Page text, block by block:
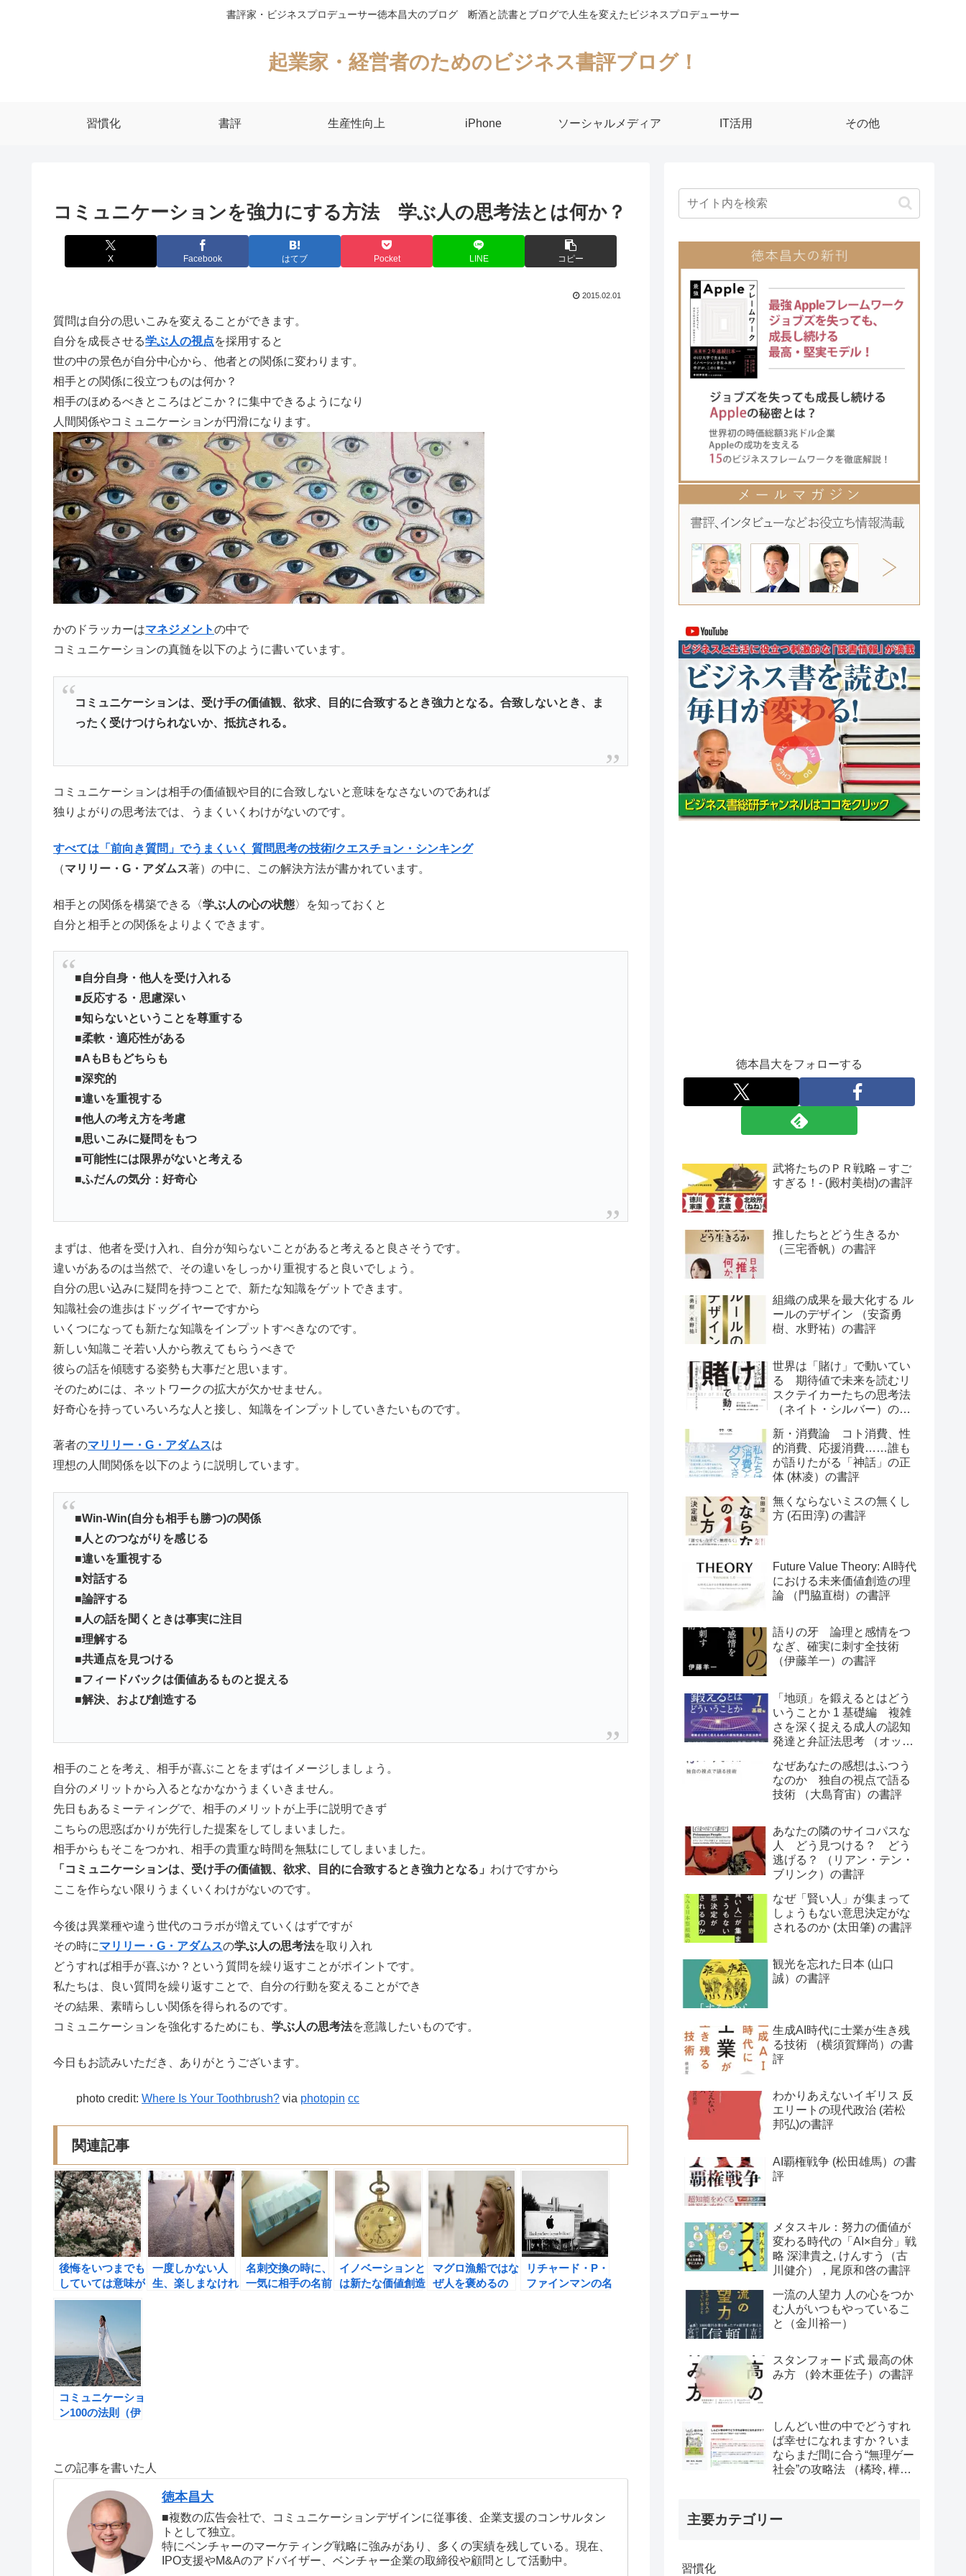
書評家・ビジネスプロデューサー徳本昌大のブログ 断酒と読書とブログで人生を変えたビジネスプロデューサー
起業家・経営者のためのビジネス書評ブログ！
習慣化 書評 生産性向上 iPhone ソーシャルメディア IT活用 その他
コミュニケーションを強力にする方法 学ぶ人の思考法とは何か？
X Facebook はてブ Pocket LINE コピー
2015.02.01
質問は自分の思いこみを変えることができます。
自分を成長させる学ぶ人の視点を採用すると
世の中の景色が自分中心から、他者との関係に変わります。
相手との関係に役立つものは何か？
相手のほめるべきところはどこか？に集中できるようになり
人間関係やコミュニケーションが円滑になります。
かのドラッカーはマネジメントの中で
コミュニケーションの真髄を以下のように書いています。
コミュニケーションは、受け手の価値観、欲求、目的に合致するとき強力となる。合致しないとき、ま
ったく受けつけられないか、抵抗される。
コミュニケーションは相手の価値観や目的に合致しないと意味をなさないのであれば
独りよがりの思考法では、うまくいくわけがないのです。
すべては「前向き質問」でうまくいく 質問思考の技術/クエスチョン・シンキング
（マリリー・G・アダムス著）の中に、この解決方法が書かれています。
相手との関係を構築できる〈学ぶ人の心の状態〉を知っておくと
自分と相手との関係をよりよくできます。
■自分自身・他人を受け入れる
■反応する・思慮深い
■知らないということを尊重する
■柔軟・適応性がある
■AもBもどちらも
■深究的
■違いを重視する
■他人の考え方を考慮
■思いこみに疑問をもつ
■可能性には限界がないと考える
■ふだんの気分：好奇心
まずは、他者を受け入れ、自分が知らないことがあると考えると良さそうです。
違いがあるのは当然で、その違いをしっかり重視すると良いでしょう。
自分の思い込みに疑問を持つことで、新たな知識をゲットできます。
知識社会の進歩はドッグイヤーですから
いくつになっても新たな知識をインプットすべきなのです。
新しい知識こそ若い人から教えてもらうべきで
彼らの話を傾聴する姿勢も大事だと思います。
そのためには、ネットワークの拡大が欠かせません。
好奇心を持っていろいろな人と接し、知識をインプットしていきたいものです。
著者のマリリー・G・アダムスは
理想の人間関係を以下のように説明しています。
■Win-Win(自分も相手も勝つ)の関係
■人とのつながりを感じる
■違いを重視する
■対話する
■論評する
■人の話を聞くときは事実に注目
■理解する
■共通点を見つける
■フィードバックは価値あるものと捉える
■解決、および創造する
相手のことを考え、相手が喜ぶことをまずはイメージしましょう。
自分のメリットから入るとなかなかうまくいきません。
先日もあるミーティングで、相手のメリットが上手に説明できず
こちらの思惑ばかりが先行した提案をしてしまいました。
相手からもそこをつかれ、相手の貴重な時間を無駄にしてしまいました。
「コミュニケーションは、受け手の価値観、欲求、目的に合致するとき強力となる」 わけですから
ここを作らない限りうまくいくわけがないのです。
今後は異業種や違う世代のコラボが増えていくはずですが
その時にマリリー・G・アダムスの学ぶ人の思考法を取り入れ
どうすれば相手が喜ぶか？という質問を繰り返すことがポイントです。
私たちは、良い質問を繰り返すことで、自分の行動を変えることができ
その結果、素晴らしい関係を得られるのです。
コミュニケーションを強化するためにも、 学ぶ人の思考法を意識したいものです。
今日もお読みいただき、ありがとうございます。
photo credit: Where Is Your Toothbrush? via photopin cc
関連記事
後悔をいつまでも
していては意味が
ない！
一度しかない人
生、楽しまなけれ
名刺交換の時に、
一気に相手の名前
イノベーションと
は新たな価値創造
マグロ漁船ではな
ぜ人を褒めるの
リチャード・P・
ファインマンの名
コミュニケーショ
ン100の法則（伊
この記事を書いた人
徳本昌大
■複数の広告会社で、コミュニケーションデザインに従事後、企業支援のコンサルタン
トとして独立。
特にベンチャーのマーケティング戦略に強みがあり、多くの実績を残している。現在、
IPO支援やM&Aのアドバイザー、ベンチャー企業の取締役や顧問として活動中。
徳本昌大をフォローする
武将たちのＰＲ戦略 – すご
すぎる！- (殿村美樹)の書評
推したちとどう生きるか
（三宅香帆）の書評
組織の成果を最大化する ル
ールのデザイン （安斎勇
樹、水野祐）の書評
世界は「賭け」で動いてい
る 期待値で未来を読むリ
スクテイカーたちの思考法
（ネイト・シルバー）の書
新・消費論 コト消費、性
的消費、応援消費……誰も
が語りたがる「神話」の正
体 (林凌）の書評
無くならないミスの無くし
方 (石田淳) の書評
Future Value Theory: AI時代
における未来価値創造の理
論 （門脇直樹）の書評
語りの牙 論理と感情をつ
なぎ、確実に刺す全技術
（伊藤羊一）の書評
「地頭」を鍛えるとはどう
いうことか 1 基礎編 複雑
さを深く捉える成人の認知
発達と弁証法思考 （オット
なぜあなたの感想はふつう
なのか 独自の視点で語る
技術 （大島育宙）の書評
あなたの隣のサイコパスな
人 どう見つける？ どう
逃げる？ （リアン・テン・
ブリンク）の書評
なぜ「賢い人」が集まって
しょうもない意思決定がな
されるのか (太田肇) の書評
観光を忘れた日本 (山口
誠）の書評
生成AI時代に士業が生き残
る技術 （横須賀輝尚）の書
評
わかりあえないイギリス 反
エリートの現代政治 (若松
邦弘)の書評
AI覇権戦争 (松田雄馬）の書
評
メタスキル：努力の価値が
変わる時代の「AI×自分」戦
略 深津貴之, けんすう（古
川健介），尾原和啓の書評
一流の人望力 人の心をつか
む人がいつもやっているこ
と（金川裕一）
スタンフォード式 最高の休
み方 （鈴木亜佐子）の書評
しんどい世の中でどうすれ
ば幸せになれますか？いま
ならまだ間に合う“無理ゲー
社会”の攻略法 （橘玲, 樺山
主要カテゴリー
習慣化